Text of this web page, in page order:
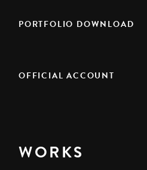
PORTFOLIO DOWNLOAD
OFFICIAL ACCOUNT
WORKS